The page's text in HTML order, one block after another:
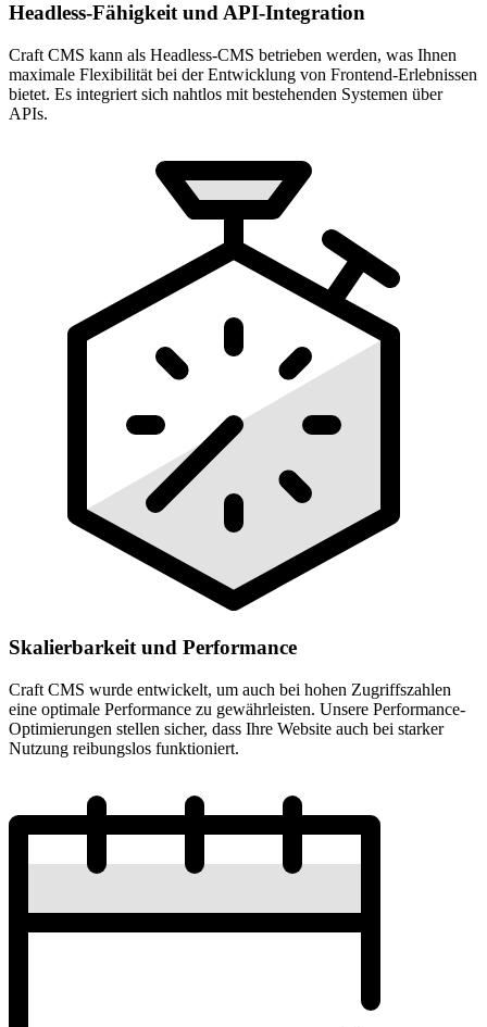
Headless-Fähigkeit und API-Integration
Craft CMS kann als Headless-CMS betrieben werden, was Ihnen
maximale Flexibilität bei der Entwicklung von Frontend-Erlebnissen
bietet. Es integriert sich nahtlos mit bestehenden Systemen über
APIs.
Skalierbarkeit und Performance
Craft CMS wurde entwickelt, um auch bei hohen Zugriffszahlen
eine optimale Performance zu gewährleisten. Unsere Performance-
Optimierungen stellen sicher, dass Ihre Website auch bei starker
Nutzung reibungslos funktioniert.